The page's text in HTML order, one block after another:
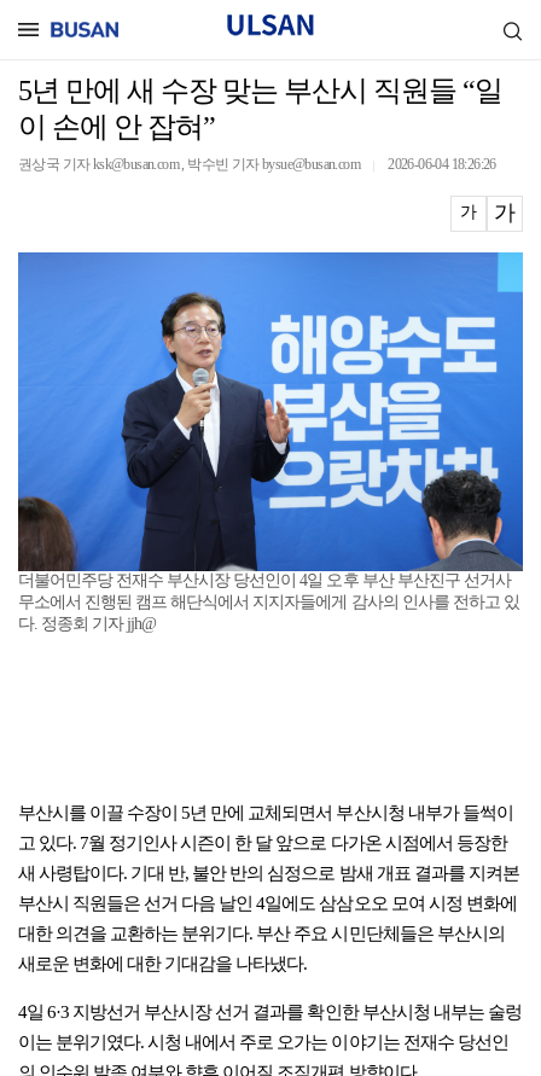
5년 만에 새 수장 맞는 부산시 직원들 “일
이 손에 안 잡혀”
권상국 기자 ksk@busan.com , 박수빈 기자 bysue@busan.com 2026-06-04 18:26:26
가 가
더불어민주당 전재수 부산시장 당선인이 4일 오후 부산 부산진구 선거사
무소에서 진행된 캠프 해단식에서 지지자들에게 감사의 인사를 전하고 있
다. 정종회 기자 jjh@
부산시를 이끌 수장이 5년 만에 교체되면서 부산시청 내부가 들썩이
고 있다. 7월 정기인사 시즌이 한 달 앞으로 다가온 시점에서 등장한
새 사령탑이다. 기대 반, 불안 반의 심정으로 밤새 개표 결과를 지켜본
부산시 직원들은 선거 다음 날인 4일에도 삼삼오오 모여 시정 변화에
대한 의견을 교환하는 분위기다. 부산 주요 시민단체들은 부산시의
새로운 변화에 대한 기대감을 나타냈다.
4일 6·3 지방선거 부산시장 선거 결과를 확인한 부산시청 내부는 술렁
이는 분위기였다. 시청 내에서 주로 오가는 이야기는 전재수 당선인